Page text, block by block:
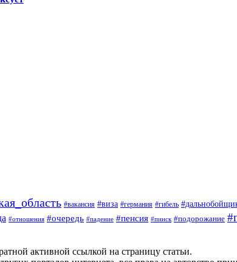
#вакансия #виза #германия #гибель
#отношения #очередь #падение #пенсия #пинск #подорожание
активной ссылкой на страницу статьи.